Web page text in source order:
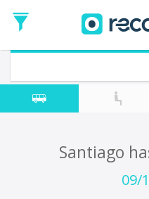
de
Ida
Vuelta (opcional)
Fecha
de
Santiago
09/